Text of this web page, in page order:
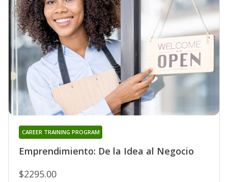
Emprendimiento: De la Idea al Negocio
CAREER TRAINING PROGRAM
$2295.00